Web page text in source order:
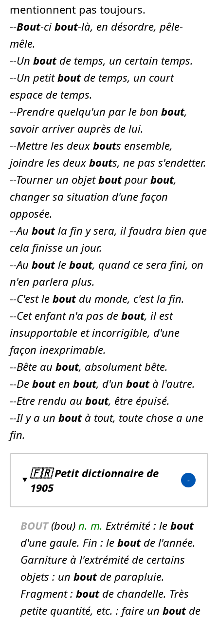
mentionnent pas toujours.
--Bout-ci bout-là, en désordre, pêle-
mêle.
--Un boutde temps, un certain temps.
--Un petitboutde temps, un court
espace de temps.
--Prendre quelqu'un par le bon bout,
savoir arriver auprès de lui.
--Mettre les deux bouts ensemble,
joindre les deux bouts, ne pas s'endetter.
--Tourner un objetboutpourbout,
changer sa situation d'une façon
opposée.
--Au boutla fin y sera, il faudra bien que
cela finisse un jour.
--Au boutle bout, quand ce sera fini, on
n'en parlera plus.
--C'est le boutdu monde, c'est la fin.
--Cet enfant n'a pas de bout, il est
insupportable et incorrigible, d'une
façon inexprimable.
--Bête au bout, absolument bête.
--De bouten bout, d'un boutà l'autre.
--Etre rendu au bout, être épuisé.
--Il y a un boutà tout, toute chose a une
fin.
🇫🇷 Petit dictionnaire de
1905
BOUT(bou) n. m. Extrémité : le bout
d'une gaule. Fin : le boutde l'année.
Garniture à l'extrémité de certains
objets : un boutde parapluie.
Fragment : boutde chandelle. Très
petite quantité, etc. : faire un boutde